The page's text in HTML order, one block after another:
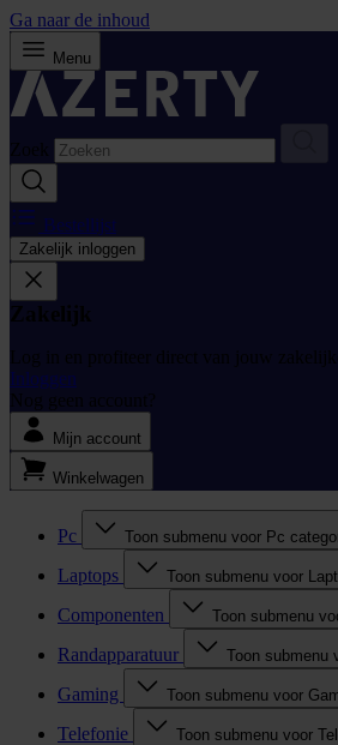
Ga naar de inhoud
Menu
Zoek
Bestellijst
Zakelijk inloggen
Zakelijk
Log in en profiteer direct van jouw
Inloggen
Nog geen account?
Mijn account
Winkelwagen
Pc Toon submenu voor Pc
Laptops Toon submenu voor
Componenten Toon submenu
Randapparatuur Toon submenu
Gaming Toon submenu voor
Telefonie Toon submenu voor